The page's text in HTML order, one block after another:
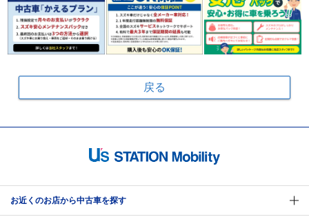
戻る
お近くのお店から中古車を探す